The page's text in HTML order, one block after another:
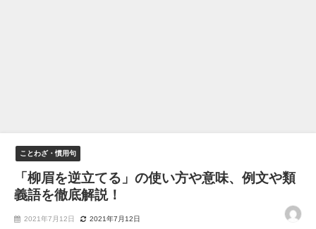
ことわざ・慣用句
「柳眉を逆立てる」の使い方や意味、例文や類
義語を徹底解説！
2021年7月12日 2021年7月12日